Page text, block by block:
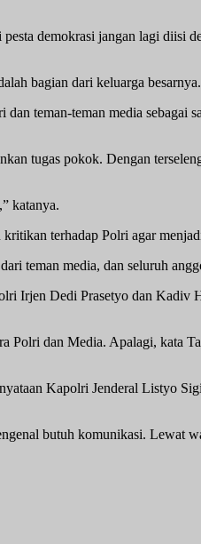
demokrasi jangan lagi diisi
bagian dari keluarga besarnya.
teman-teman media sebagai
tugas pokok. Dengan
katanya.
terhadap Polri agar
teman media, dan seluruh
Irjen Dedi Prasetyo dan Kadiv
Polri dan Media. Apalagi, kata
Kapolri Jenderal Listyo
butuh komunikasi. Lewat